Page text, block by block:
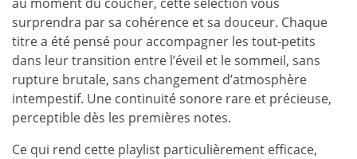
surprendra par sa cohérence et sa douceur. Chaque
titre a été pensé pour accompagner les tout-petits
dans leur transition entre l’éveil et le sommeil, sans
rupture brutale, sans changement d’atmosphère
intempestif. Une continuité sonore rare et précieuse,
perceptible dès les premières notes.
Ce qui rend cette playlist particulièrement efficace,